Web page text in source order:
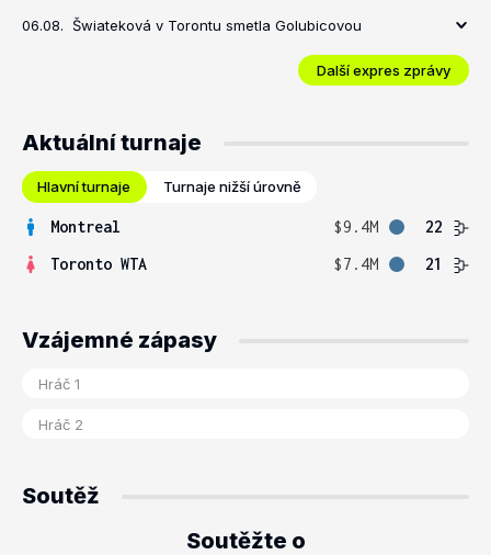
06.08. Šwiateková v Torontu smetla Golubicovou
Další expres zprávy
Aktuální turnaje
Hlavní turnaje Turnaje nižší úrovně
Montreal $9.4M
22
Toronto WTA
$7.4M 21
Vzájemné zápasy
Soutěž
Soutěžte o